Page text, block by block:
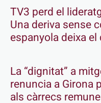
TV3 perd el
Una deriva sense
espanyola deixa
La “dignitat” a
renuncia a Girona
als càrrecs